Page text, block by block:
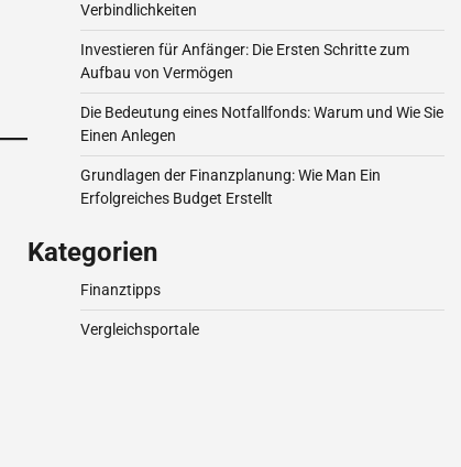
Verbindlichkeiten
Investieren für Anfänger: Die Ersten Schritte zum
Aufbau von Vermögen
Die Bedeutung eines Notfallfonds: Warum und Wie Sie
Einen Anlegen
Grundlagen der Finanzplanung: Wie Man Ein
Erfolgreiches Budget Erstellt
Kategorien
Finanztipps
Vergleichsportale